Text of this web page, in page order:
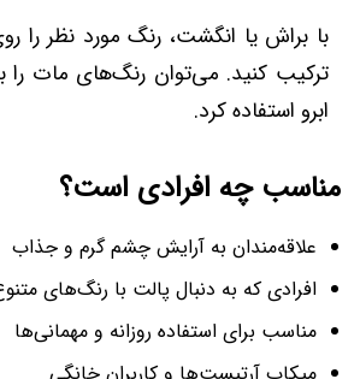
با براش یا انگشت، رنگ مورد نظر را
ترکیب کنید. می‌توان رنگ‌های مات را
ابرو استفاده کرد.
مناسب چه افرادی است؟
علاقه‌مندان به آرایش چشم گرم و جذاب
افرادی که به دنبال پالت با رنگ‌های
مناسب برای استفاده روزانه و مهمانی‌ها